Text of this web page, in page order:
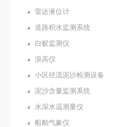
雷达液位计
道路积水监测系统
白蚁监测仪
浪高仪
小区径流泥沙检测设备
泥沙含量监测系统
水深水温测量仪
船舶气象仪